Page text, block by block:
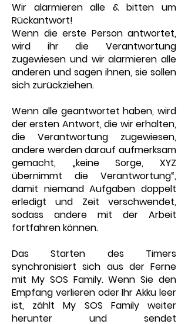
Wir alarmieren alle & bitten um
Rückantwort!
Wenn die erste Person antwortet,
wird ihr die Verantwortung
zugewiesen und wir alarmieren alle
anderen und sagen ihnen, sie sollen
sich zurückziehen.
Wenn alle geantwortet haben, wird
der ersten Antwort, die wir erhalten,
die Verantwortung zugewiesen,
andere werden darauf aufmerksam
gemacht, „keine Sorge, XYZ
übernimmt die Verantwortung“,
damit niemand Aufgaben doppelt
erledigt und Zeit verschwendet,
sodass andere mit der Arbeit
fortfahren können.
Das Starten des Timers
synchronisiert sich aus der Ferne
mit My SOS Family. Wenn Sie den
Empfang verlieren oder Ihr Akku leer
ist, zählt My SOS Family weiter
herunter und sendet